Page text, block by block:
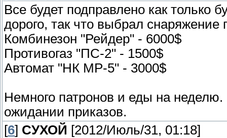
Все будет подправлено как только
дорого, так что выбрал снаряжение
Комбинезон "Рейдер" - 6000$
Противогаз "ПС-2" - 1500$
Автомат "НК МР-5" - 3000$
Немного патронов и еды на
ожидании приказов.
[6] СУХОЙ [2012/Июль/31, 01:18]